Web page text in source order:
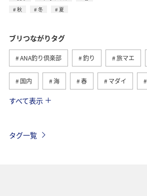
秋
冬 夏
ブリつながりタグ
ANA釣り倶楽部 釣り 旅マエ
国内 海 春 マダイ
神奈川県
すべて表示
タグ一覧